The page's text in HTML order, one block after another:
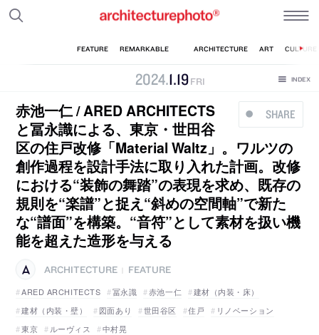
2024.1.19 FRI
SHARE
赤池一仁 / ARED ARCHITECTS
と冨永識による、東京・世田谷
区の住戸改修「Material Waltz」。ワルツの
創作過程を設計手法に取り入れた計画。改修
における“装飾の舞踏”の表現を求め、既存の
規則を“楽譜”と捉え“斜めの空間軸”で新た
な“譜面”を構築。“音符”として素材を扱い機
能を超えた造形を与える
ARCHITECTURE
FEATURE
ARED ARCHITECTS
冨永識 赤池一仁
建材（内装・床）
建材（内装・壁）
図面あり 世田谷区 住戸
リノベーション
東京
ルーヴィス 中村晃